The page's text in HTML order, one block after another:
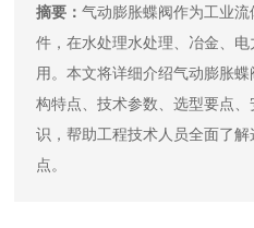
摘要：气动膨胀蝶阀作为工业
件，在水处理水处理、冶金、
用。本文将详细介绍气动膨胀
构特点、技术参数、选型要点
识，帮助工程技术人员全面了
点。